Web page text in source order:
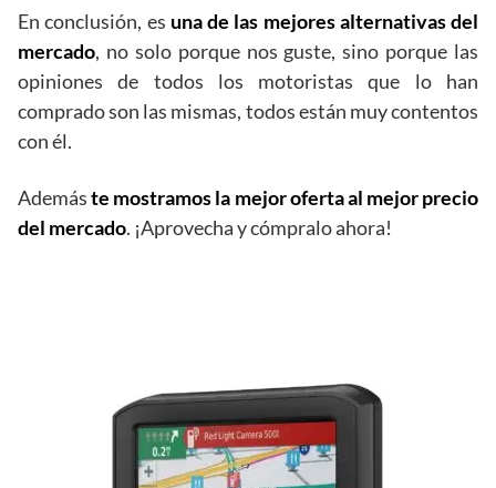
En conclusión, es una de las mejores alternativas del
mercado, no solo porque nos guste, sino porque las
opiniones de todos los motoristas que lo han
comprado son las mismas, todos están muy contentos
con él.
Ademáste mostramos la mejor oferta al mejor precio
del mercado. ¡Aprovecha y cómpralo ahora!